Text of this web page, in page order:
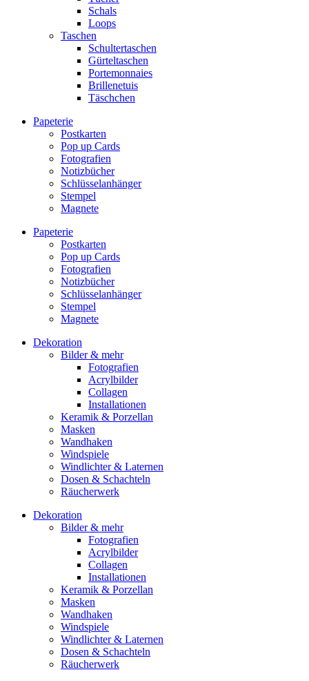
Schals
Loops
Taschen
Schultertaschen
Gürteltaschen
Portemonnaies
Brillenetuis
Täschchen
Papeterie
Postkarten
Pop up Cards
Fotografien
Notizbücher
Schlüsselanhänger
Stempel
Magnete
Papeterie
Postkarten
Pop up Cards
Fotografien
Notizbücher
Schlüsselanhänger
Stempel
Magnete
Dekoration
Bilder & mehr
Fotografien
Acrylbilder
Collagen
Installationen
Keramik & Porzellan
Masken
Wandhaken
Windspiele
Windlichter & Laternen
Dosen & Schachteln
Räucherwerk
Dekoration
Bilder & mehr
Fotografien
Acrylbilder
Collagen
Installationen
Keramik & Porzellan
Masken
Wandhaken
Windspiele
Windlichter & Laternen
Dosen & Schachteln
Räucherwerk